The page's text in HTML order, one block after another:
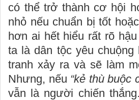
có thể trở thành cơ hội
nhỏ nếu chuẩn bị tốt
hơn ai hết hiểu rất rõ
ta là dân tộc yêu
tranh xảy ra và sẽ làm
Nhưng, nếu “kẻ thù buộc
vẫn là người chiến